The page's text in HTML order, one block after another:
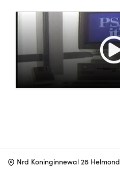
ONDERSTEUN HET MUSEUM VIA
Nrd Koninginnewal 28 Helmond